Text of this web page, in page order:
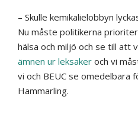
– Skulle kemikalielobbyn
Nu måste politikerna
hälsa och miljö och se till att
ämnen ur leksaker och vi
vi och BEUC se omedelbara
Hammarling.